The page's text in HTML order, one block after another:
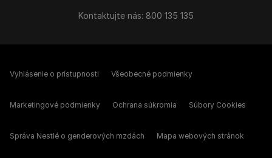
Kontaktujte nás: 800 135 135
Vyhlásenie o prístupnosti Všeobecné podmienky
Marketingové podmienky Ochrana súkromia Súbory Cookies
Správa Nestlé o genderových mzdách Mapa webových stránok